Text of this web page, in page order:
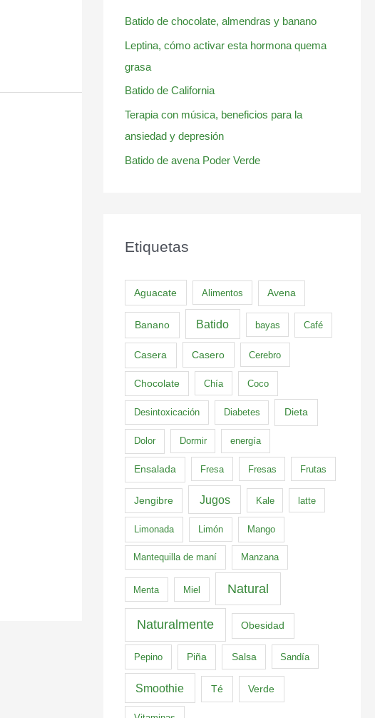
Batido de chocolate, almendras y banano
Leptina, cómo activar esta hormona quema
grasa
Batido de California
Terapia con música, beneficios para la
ansiedad y depresión
Batido de avena Poder Verde
Etiquetas
Aguacate Alimentos Avena
Banano Batido bayas Café
Casera Casero Cerebro
Chocolate Chía Coco
Desintoxicación Diabetes Dieta
Dolor Dormir energía
Ensalada Fresa Fresas Frutas
Jengibre Jugos Kale latte
Limonada Limón Mango
Mantequilla de maní Manzana
Menta Miel Natural
Naturalmente Obesidad
Pepino Piña Salsa Sandía
Smoothie Té Verde